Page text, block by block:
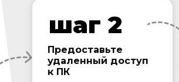
шаг 2
Предоставьте
удаленный доступ
к ПК